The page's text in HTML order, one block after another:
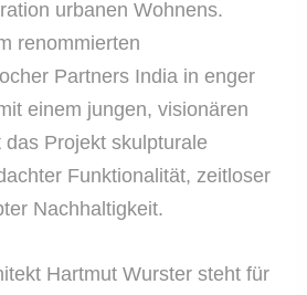
urbanen Wohnens.
renommierten
Partners India in enger
einem jungen, visionären
Projekt skulpturale
Funktionalität, zeitloser
Nachhaltigkeit.
Hartmut Wurster steht für